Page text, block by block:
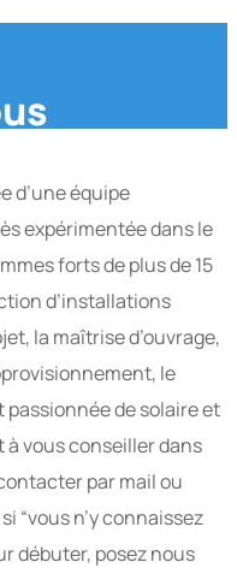
d’une équipe
expérimentée dans le
forts de plus de 15
d’installations
la maîtrise d’ouvrage,
le
de solaire et
à vous conseiller dans
par mail ou
“vous n’y connaissez
débuter, posez nous